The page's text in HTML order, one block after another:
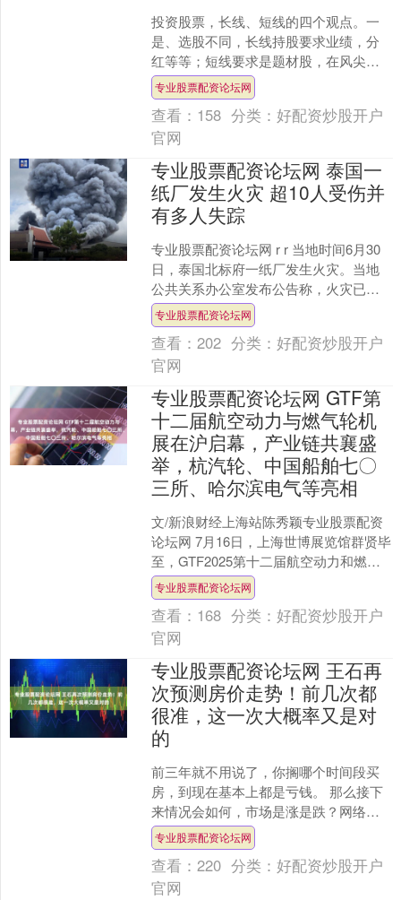
投资股票，长线、短线的四个观点。一
是、选股不同，长线持股要求业绩，分
红等等；短线要求是题材股，在风尖浪
潮上，总之，思路是天时地利人和时，
买入卖出；二是、周期不同....
专业股票配资论坛网
查看： 158 分类：好配资炒股开户
官网
专业股票配资论坛网 泰国一
纸厂发生火灾 超10人受伤并
有多人失踪
专业股票配资论坛网 r r 当地时间6月30
日，泰国北标府一纸厂发生火灾。当地
公共关系办公室发布公告称，火灾已导
致超过10人受伤，另有多人失踪。（总
台记者 宋焕....
专业股票配资论坛网
查看：202 分类：好配资炒股开户
官网
专业股票配资论坛网 GTF第
十二届航空动力与燃气轮机
展在沪启幕，产业链共襄盛
举，杭汽轮、中国船舶七〇
三所、哈尔滨电气等亮相
文/新浪财经上海站陈秀颖专业股票配资
论坛网 7月16日，上海世博展览馆群贤毕
至，GTF2025第十二届航空动力和燃气
轮机聚焦大会暨展览会（简称GTF航动燃
机大会....
专业股票配资论坛网
查看： 168 分类：好配资炒股开户
官网
专业股票配资论坛网 王石再
次预测房价走势！前几次都
很准，这一次大概率又是对
的
前三年就不用说了，你搁哪个时间段买
房，到现在基本上都是亏钱。 那么接下
来情况会如何，市场是涨是跌？网络上
不少大佬都有自己的预判，不过要论权
威的话，还是得从业者，....
专业股票配资论坛网
查看：220 分类：好配资炒股开户
官网